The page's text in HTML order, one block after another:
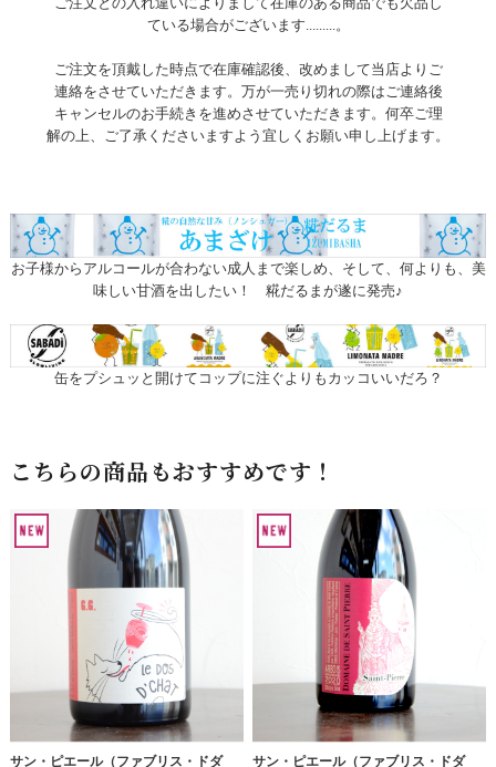
ている場合がございます.........。
ご注文を頂戴した時点で在庫確認後、改めまして当店よりご
連絡をさせていただきます。万が一売り切れの際はご連絡後
キャンセルのお手続きを進めさせていただきます。何卒ご理
解の上、ご了承くださいますよう宜しくお願い申し上げます。
お子様からアルコールが合わない成人まで楽しめ、そして、何よりも、美
味しい甘酒を出したい！ 糀だるまが遂に発売♪
缶をプシュッと開けてコップに注ぐよりもカッコいいだろ？
こちらの商品もおすすめです！
サン・ピエール（ファブリス・ドダ
サン・ピエール（ファブリス・ドダ